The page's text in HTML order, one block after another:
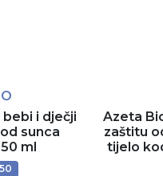
i dječji
sunca
ml
Azeta
zaštitu
tijelo